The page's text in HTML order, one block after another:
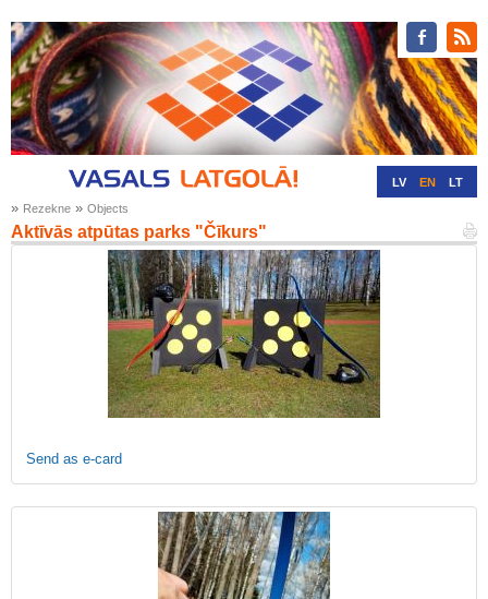
LV EN LT
» Rezekne » Objects
Aktīvās atpūtas parks "Čīkurs"
Send as e-card